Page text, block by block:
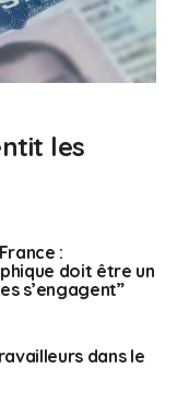
les
:
doit être un
s’engagent”
dans le